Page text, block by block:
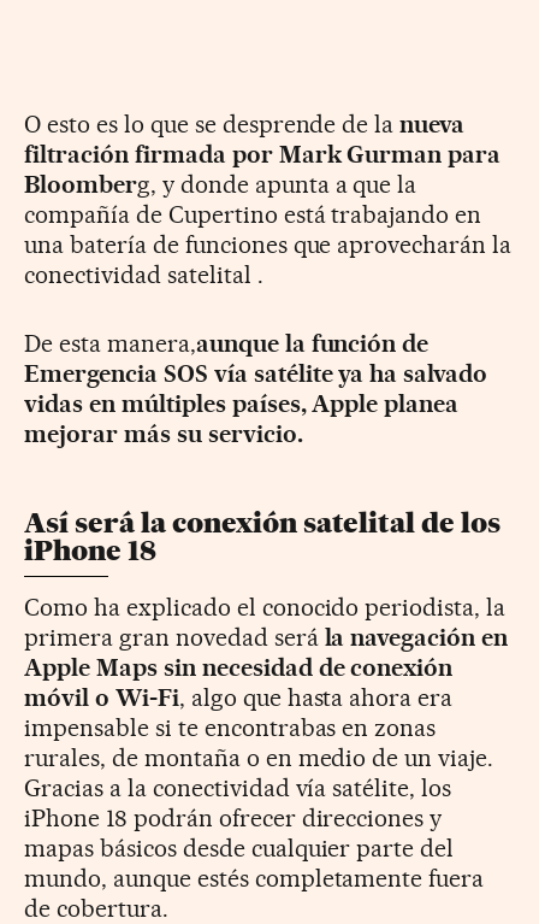
O esto es lo que se desprende de lanueva
filtración firmada por Mark Gurman para
Bloomberg, y donde apunta a que la
compañía de Cupertino está trabajando en
una batería de funciones que aprovecharán la
conectividad satelital .
De esta manera,aunque la función de
Emergencia SOS vía satélite ya ha salvado
vidas en múltiples países, Apple planea
mejorar más su servicio.
Así será la conexión satelital de los
iPhone 18
Como ha explicado el conocido periodista, la
primera gran novedad será la navegación en
Apple Maps sin necesidad de conexión
móvil o Wi-Fi, algo que hasta ahora era
impensable si te encontrabas en zonas
rurales, de montaña o en medio de un viaje.
Gracias a la conectividad vía satélite, los
iPhone 18 podrán ofrecer direcciones y
mapas básicos desde cualquier parte del
mundo, aunque estés completamente fuera
de cobertura.